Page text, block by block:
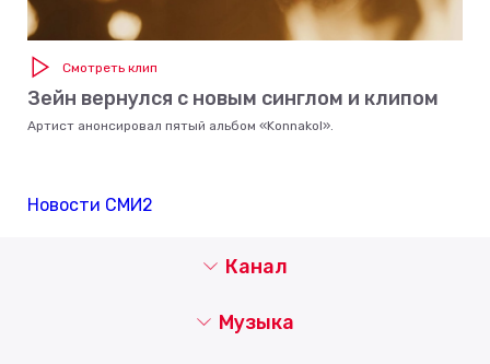
Смотреть клип
Зейн вернулся с новым синглом и клипом
Артист анонсировал пятый альбом «Konnakol».
Новости СМИ2
Канал
Музыка